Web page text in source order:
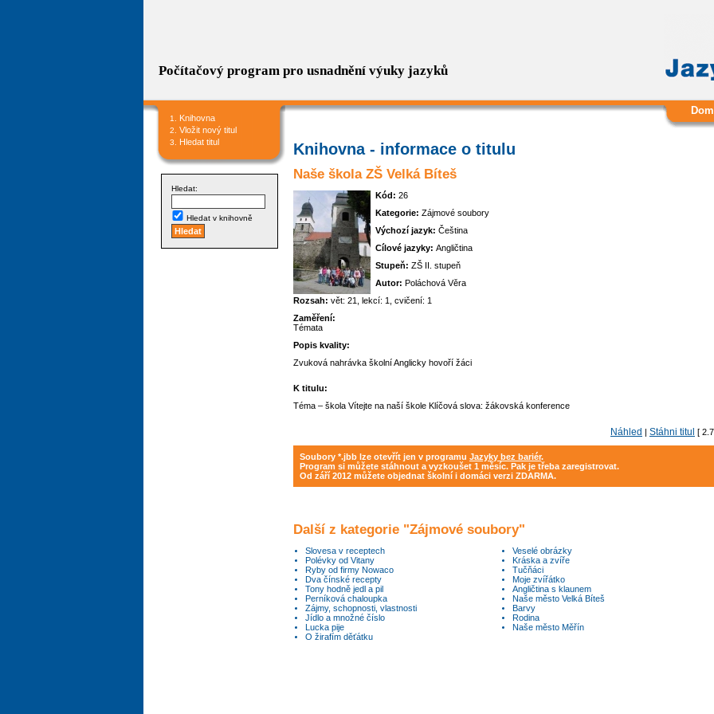
Počítačový program pro usnadnění výuky jazyků
Knihovna
Vložit nový titul
Hledat titul
Hledat:
Hledat v knihovně
Knihovna - informace o titulu
Naše škola ZŠ Velká Bíteš
Kód: 26
Kategorie: Zájmové soubory
Výchozí jazyk: Čeština
Cílové jazyky: Angličtina
Stupeň: ZŠ II. stupeň
Autor: Poláchová Věra
Rozsah: vět: 21, lekcí: 1, cvičení: 1
Zaměření:
Témata
Popis kvality:
Zvuková nahrávka školní Anglicky hovoří žáci
K titulu:
Téma – škola Vítejte na naší škole Klíčová slova: žákovská konference
Náhled | Stáhni titul [
Soubory *.jbb lze otevřít jen v programu Jazyky bez bariér.
Program si můžete stáhnout a vyzkoušet 1 měsíc. Pak je třeba zaregistrovat.
Od září 2012 můžete objednat školní i domáci verzi ZDARMA.
Další z kategorie "Zájmové soubory"
Slovesa v receptech
Polévky od Vitany
Ryby od firmy Nowaco
Dva čínské recepty
Tony hodně jedl a pil
Perníková chaloupka
Zájmy, schopnosti, vlastnosti
Jídlo a množné číslo
Lucka pije
O žirafím děťátku
Veselé obrázky
Kráska a zvíře
Tučňáci
Moje zvířátko
Angličtina s klaunem
Naše město Velká Bíteš
Barvy
Rodina
Naše město Měřín